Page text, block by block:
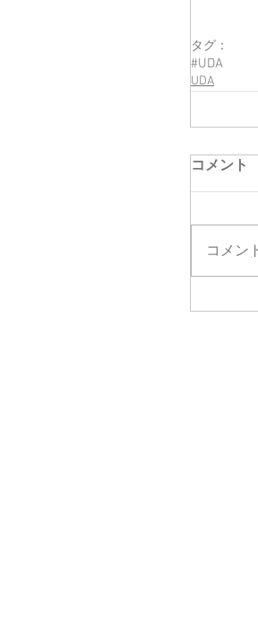
タグ：
#UDA
UDA
コメント
コメン